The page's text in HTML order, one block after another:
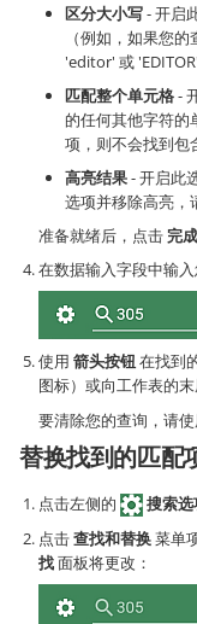
区分大小写- 开启
（例如，如果您
'editor' 或 'EDITOR'
匹配整个单元格-
的任何其他字符的
项，则不会找到包
高亮结果- 开启此
选项并移除高亮，
准备就绪后，点击完成
在数据输入字段中输入
使用 箭头按钮 在找到
图标）或向工作表的
要清除您的查询，请
替换找到的匹配
点击左侧的 搜索选
点击查找和替换菜单
找面板将更改：